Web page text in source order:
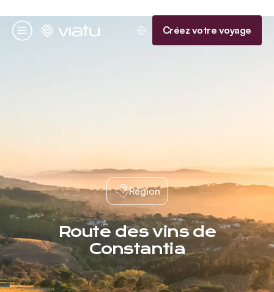
Menu
Accueil Créez votre voyage
Région
Route des vins de
Constantia